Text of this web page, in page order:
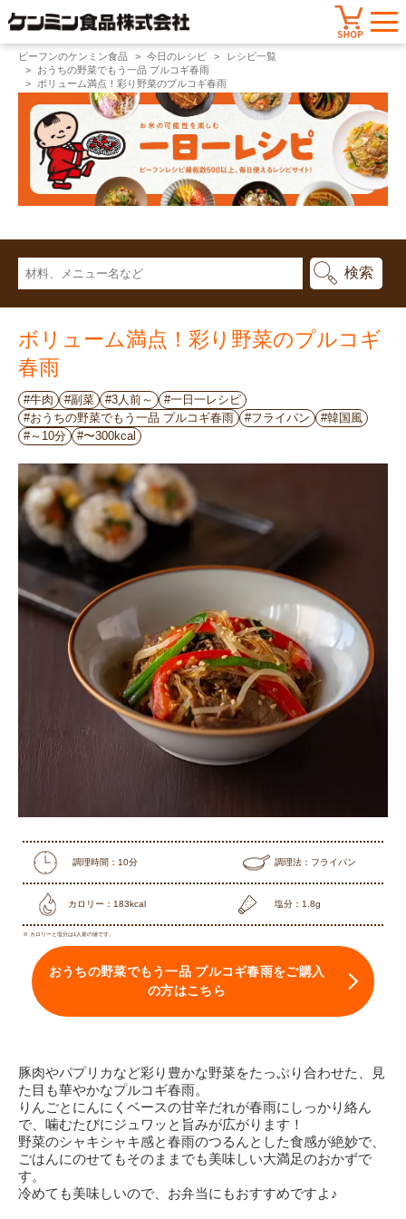
ビーフンのケンミン食品 今日のレシピ
レシピ一覧
おうちの野菜でもう一品 プルコギ春雨
ボリューム満点！彩り野菜のプルコギ春雨
ボリューム満点！彩り野菜のプルコギ
春雨
#牛肉 #副菜 #3人前～
#一日一レシピ
#おうちの野菜でもう一品 プルコギ春雨
#フライパン
#韓国風
#～10分
#〜300kcal
調理時間：10分 調理法：フライパン
カロリー：183kcal 塩分：1.8g
※ カロリーと塩分は1人前の値です。
おうちの野菜でもう一品 プルコギ春雨をご購入
の方はこちら
豚肉やパプリカなど彩り豊かな野菜をたっぷり合わせた、見
た目も華やかなプルコギ春雨。
りんごとにんにくベースの甘辛だれが春雨にしっかり絡ん
で、噛むたびにジュワッと旨みが広がります！
野菜のシャキシャキ感と春雨のつるんとした食感が絶妙で、
ごはんにのせてもそのままでも美味しい大満足のおかずで
す。
冷めても美味しいので、お弁当にもおすすめですよ♪